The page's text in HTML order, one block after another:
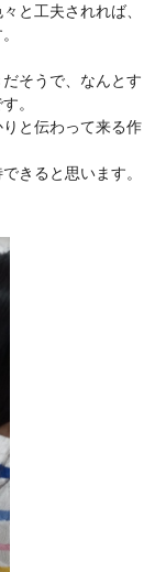
と工夫されれば、
そうで、なんとす
。
と伝わって来る作
きると思います。